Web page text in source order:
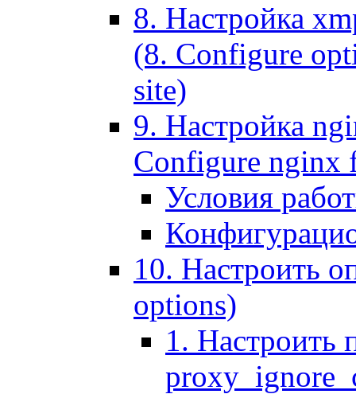
8. Настройка
(8. Configure
site)
9. Настройка
Configure nginx
Условия
10. Настроить
options)
1. Настроить